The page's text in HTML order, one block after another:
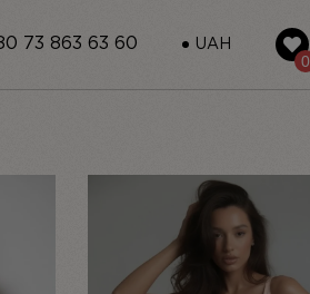
0
UAH
73 863 63 60